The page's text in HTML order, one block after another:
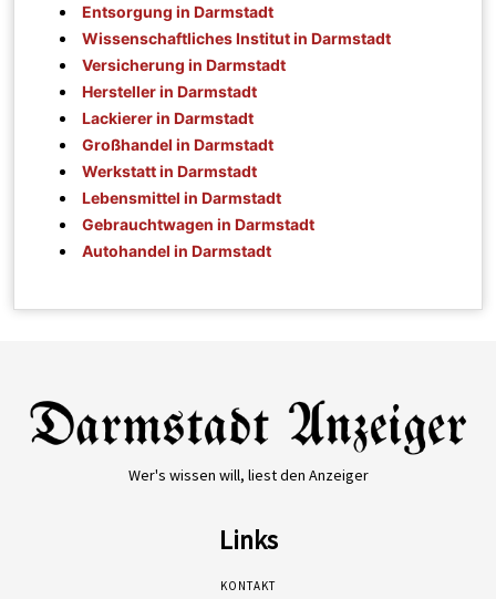
Entsorgung in Darmstadt
Wissenschaftliches Institut in Darmstadt
Versicherung in Darmstadt
Hersteller in Darmstadt
Lackierer in Darmstadt
Großhandel in Darmstadt
Werkstatt in Darmstadt
Lebensmittel in Darmstadt
Gebrauchtwagen in Darmstadt
Autohandel in Darmstadt
Wer's wissen will, liest den Anzeiger
Links
KONTAKT